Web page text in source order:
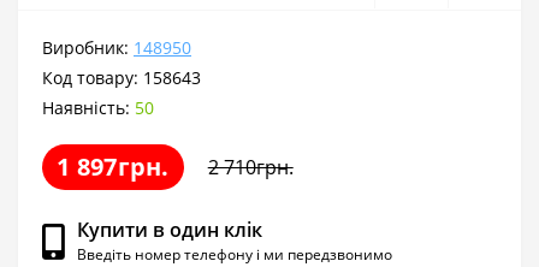
Виробник: 148950
Код товару: 158643
Наявність: 50
1 897грн. 2 710грн.
Купити в один клік
Введіть номер телефону і ми передзвонимо